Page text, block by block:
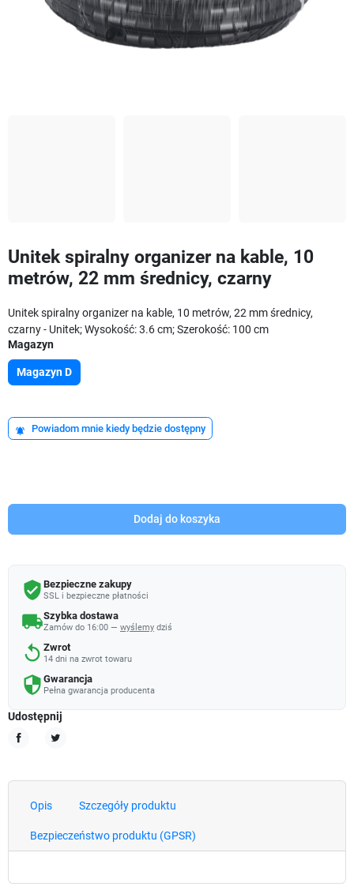
Unitek spiralny organizer na kable, 10
metrów, 22 mm średnicy, czarny
Unitek spiralny organizer na kable, 10 metrów, 22 mm średnicy,
czarny - Unitek; Wysokość: 3.6 cm; Szerokość: 100 cm
Magazyn
Magazyn D
notifications_active Powiadom mnie kiedy będzie dostępny
Dodaj do koszyka
verified_user Bezpieczne zakupy
SSL i bezpieczne płatności
local_shippingSzybka dostawa
Zamów do 16:00 — wyślemy dziś
replay Zwrot
14 dni na zwrot towaru
security Gwarancja
Pełna gwarancja producenta
Udostępnij
Opis Szczegóły produktu
Bezpieczeństwo produktu (GPSR)